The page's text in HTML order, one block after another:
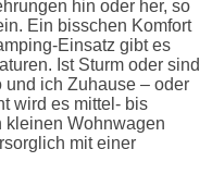
hin oder her, so
Ein bisschen Komfort
Einsatz gibt es
Ist Sturm oder sind
ich Zuhause – oder
wird es mittel- bis
kleinen Wohnwagen
mit einer